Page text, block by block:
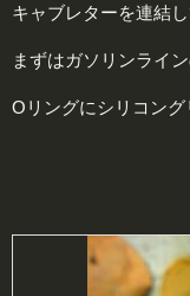
キャブレターを連結
まずはガソリンライ
Oリングにシリコング